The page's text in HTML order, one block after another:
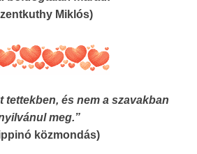
Miklós)
tettekben, és nem a szavakban
meg.”
közmondás)